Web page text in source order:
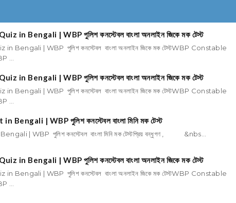
Bengali | WBP পুলিশ কনস্টেবল বাংলা অনলাইন জিকে মক টেস্ট
| WBP পুলিশ কনস্টেবল বাংলা অনলাইন জিকে মক টেস্টWBP Constable
...
Bengali | WBP পুলিশ কনস্টেবল বাংলা অনলাইন জিকে মক টেস্ট
| WBP পুলিশ কনস্টেবল বাংলা অনলাইন জিকে মক টেস্টWBP Constable
...
| WBP পুলিশ কনস্টেবল বাংলা মিনি মক টেস্ট
| WBP পুলিশ কনস্টেবল বাংলা মিনি মক টেস্টপ্রিয় বন্ধুগণ , &nbs...
Bengali | WBP পুলিশ কনস্টেবল বাংলা অনলাইন জিকে মক টেস্ট
| WBP পুলিশ কনস্টেবল বাংলা অনলাইন জিকে মক টেস্টWBP Constable
...